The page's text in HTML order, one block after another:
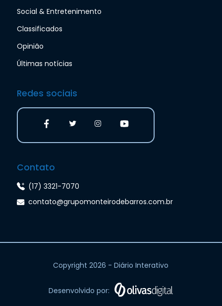
Social & Entretenimento
Classificados
Opinião
Últimas notícias
Redes sociais
Contato
(17) 3321-7070
contato@grupomonteirodebarros.com.br
Copyright 2026 - Diário Interativo
Desenvolvido por: